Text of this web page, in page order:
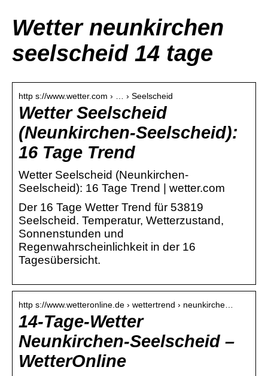
Wetter neunkirchen
seelscheid 14 tage
http s://www.wetter.com › … › Seelscheid
Wetter Seelscheid
(Neunkirchen-Seelscheid):
16 Tage Trend
Wetter Seelscheid (Neunkirchen-
Seelscheid): 16 Tage Trend | wetter.com
Der 16 Tage Wetter Trend für 53819
Seelscheid. Temperatur, Wetterzustand,
Sonnenstunden und
Regenwahrscheinlichkeit in der 16
Tagesübersicht.
http s://www.wetteronline.de › wettertrend › neunkirche…
14-Tage-Wetter
Neunkirchen-Seelscheid –
WetterOnline